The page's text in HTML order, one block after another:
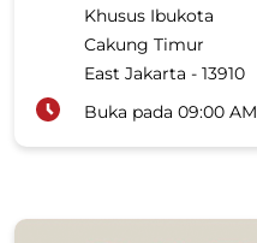
Khusus Ibukota
Cakung Timur
East Jakarta - 13910
Buka pada 09:00 AM